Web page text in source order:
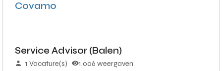
Covamo
Service Advisor (Balen)
1 Vacature(s) 1,006 weergaven